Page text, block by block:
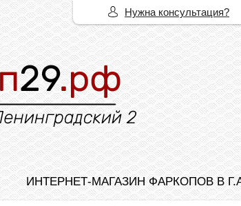
ИНТЕРНЕТ-МАГАЗИН ФАРКОПОВ В
Нужна консультация?